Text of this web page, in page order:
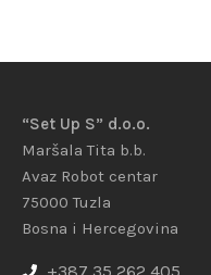
“Set Up S” d.o.o.
Maršala Tita b.b.
Avaz Robot centar
75000 Tuzla
Bosna i Hercegovina